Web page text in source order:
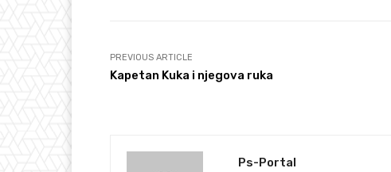
PREVIOUS ARTICLE
Kapetan Kuka i njegova ruka
Ps-Portal